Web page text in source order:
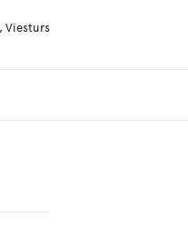
Viesturs